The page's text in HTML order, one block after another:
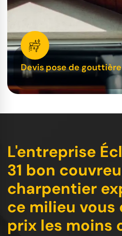
Devis pose de gouttière
L'entreprise
31 bon
charpentier
ce milieu vous
prix les moins